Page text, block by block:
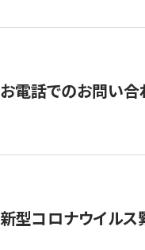
お電話でのお問い
新型コロナウイル